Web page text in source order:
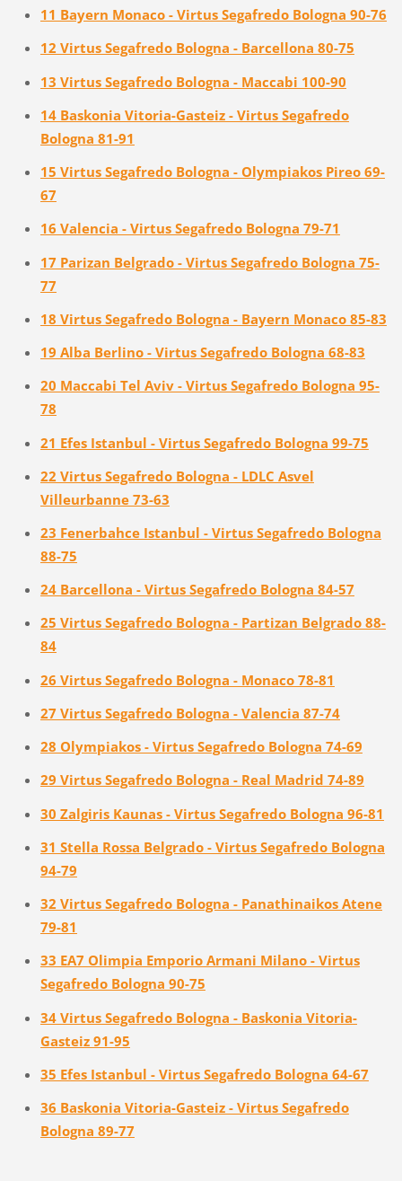
11 Bayern Monaco - Virtus Segafredo Bologna 90-76
12 Virtus Segafredo Bologna - Barcellona 80-75
13 Virtus Segafredo Bologna - Maccabi 100-90
14 Baskonia Vitoria-Gasteiz - Virtus Segafredo
Bologna 81-91
15 Virtus Segafredo Bologna - Olympiakos Pireo 69-
67
16 Valencia - Virtus Segafredo Bologna 79-71
17 Parizan Belgrado - Virtus Segafredo Bologna 75-
77
18 Virtus Segafredo Bologna - Bayern Monaco 85-83
19 Alba Berlino - Virtus Segafredo Bologna 68-83
20 Maccabi Tel Aviv - Virtus Segafredo Bologna 95-
78
21 Efes Istanbul - Virtus Segafredo Bologna 99-75
22 Virtus Segafredo Bologna - LDLC Asvel
Villeurbanne 73-63
23 Fenerbahce Istanbul - Virtus Segafredo Bologna
88-75
24 Barcellona - Virtus Segafredo Bologna 84-57
25 Virtus Segafredo Bologna - Partizan Belgrado 88-
84
26 Virtus Segafredo Bologna - Monaco 78-81
27 Virtus Segafredo Bologna - Valencia 87-74
28 Olympiakos - Virtus Segafredo Bologna 74-69
29 Virtus Segafredo Bologna - Real Madrid 74-89
30 Zalgiris Kaunas - Virtus Segafredo Bologna 96-81
31 Stella Rossa Belgrado - Virtus Segafredo Bologna
94-79
32 Virtus Segafredo Bologna - Panathinaikos Atene
79-81
33 EA7 Olimpia Emporio Armani Milano - Virtus
Segafredo Bologna 90-75
34 Virtus Segafredo Bologna - Baskonia Vitoria-
Gasteiz 91-95
35 Efes Istanbul - Virtus Segafredo Bologna 64-67
36 Baskonia Vitoria-Gasteiz - Virtus Segafredo
Bologna 89-77